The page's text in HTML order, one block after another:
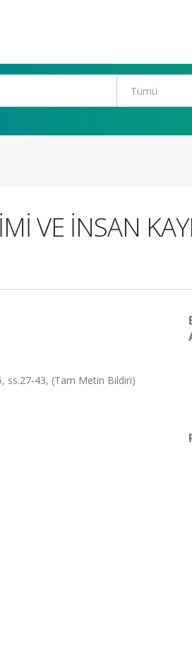
VE İNSAN
ss.27-43, (Tam Metin Bildiri)